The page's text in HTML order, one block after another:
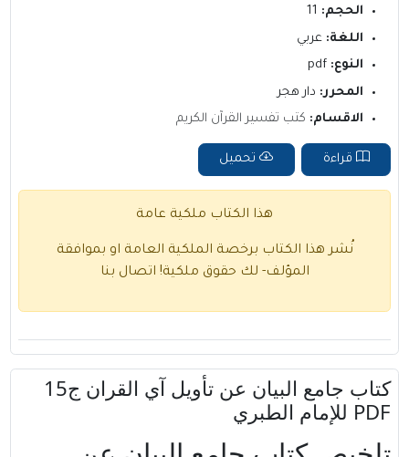
الحجم:
اللغة: عربي
النوع:
المحرر: دار هجر
الاقسام: كتب تفسير القرآن الكريم
قراءة تحميل
هذا الكتاب ملكية عامة
نُشر هذا الكتاب برخصة الملكية العامة او بموافقة
المؤلف- لك حقوق ملكية! اتصال بنا
كتاب جامع البيان عن تأويل آي القران ج15
PDF للإمام الطبري